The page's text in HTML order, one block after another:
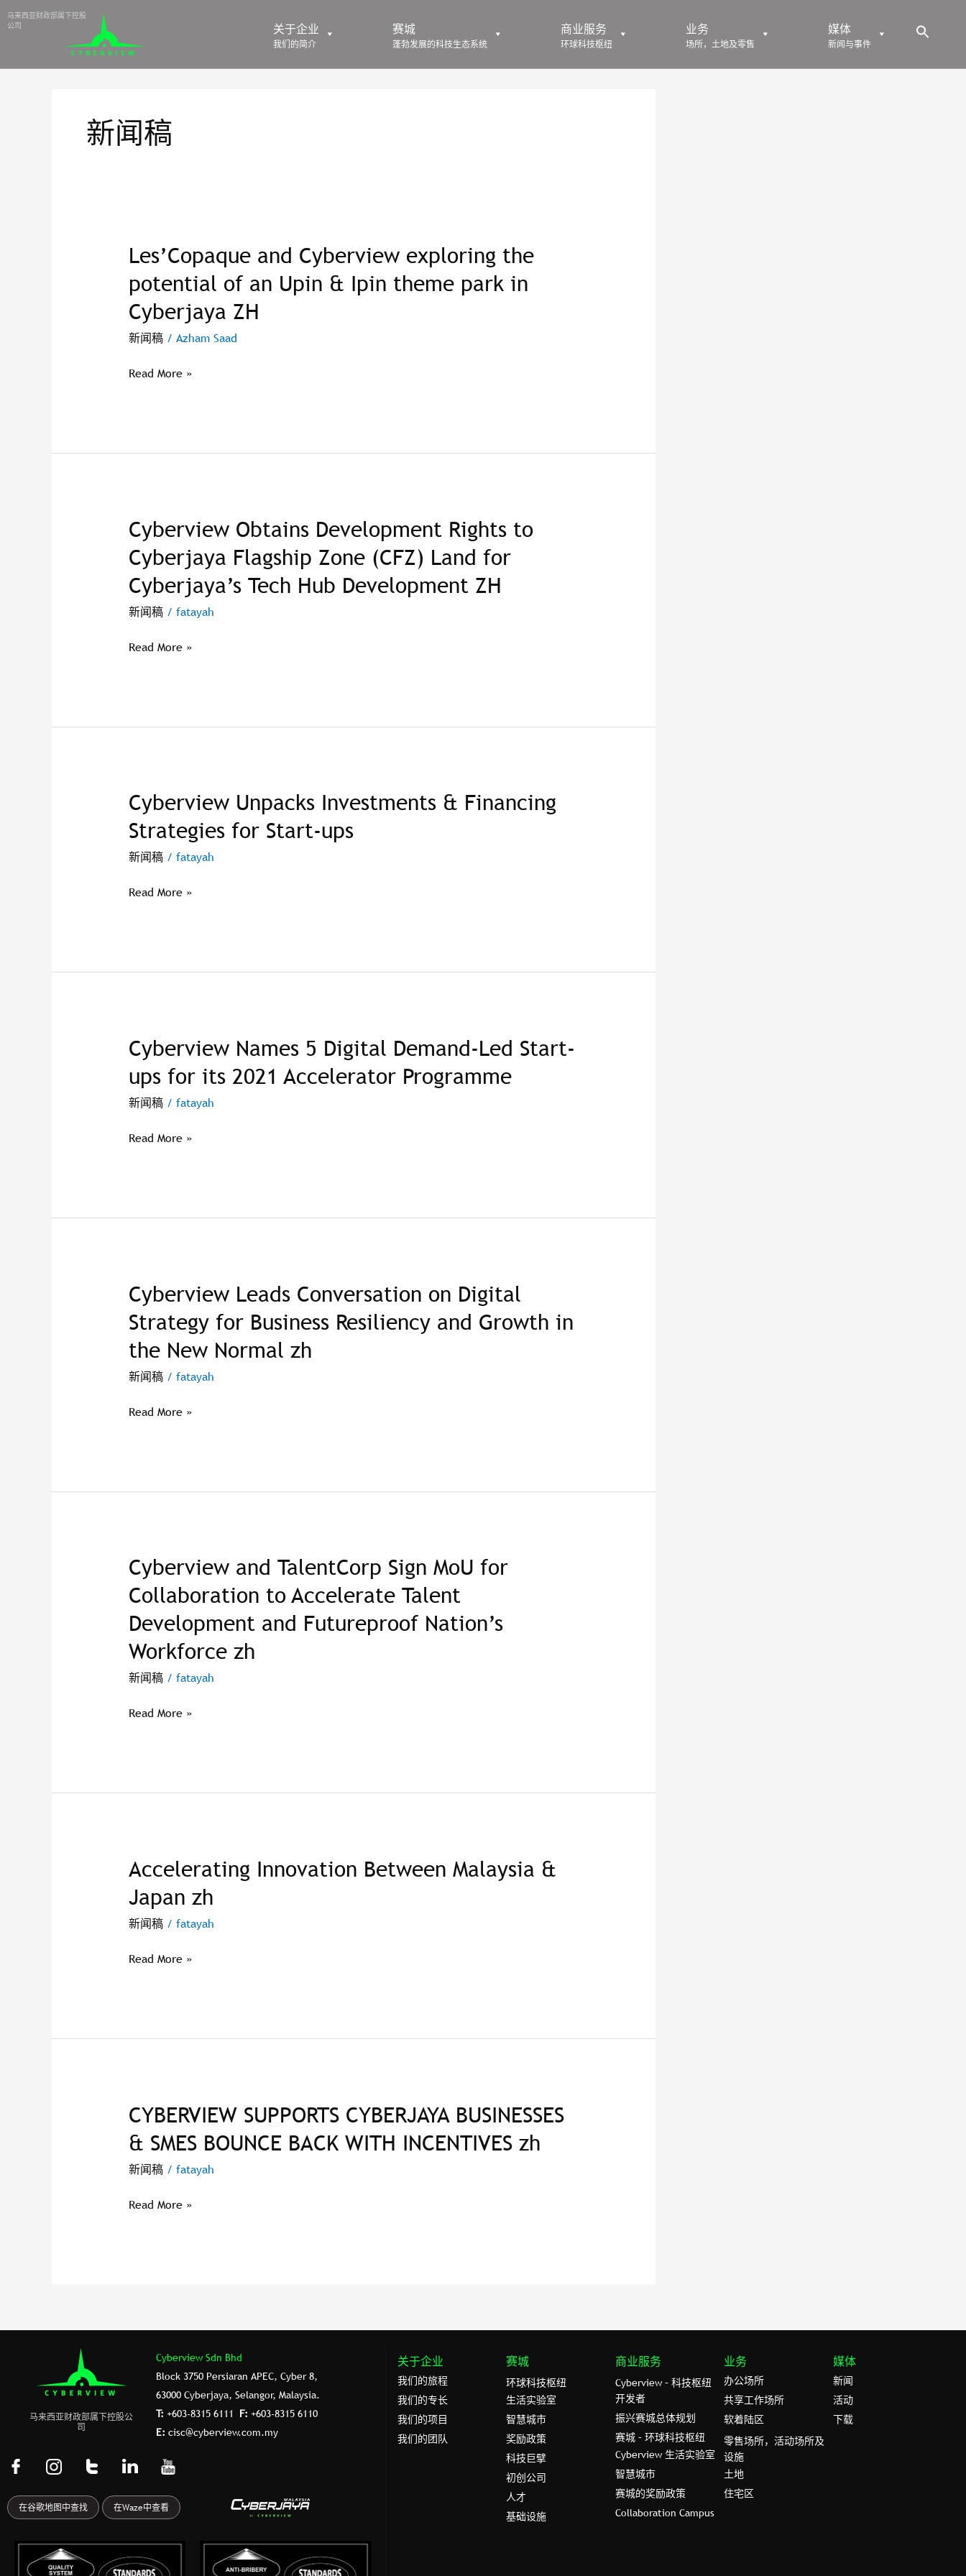
⻢来⻄亚财政部属下控股
公司
关于企业
我们的简介
赛城
蓬勃发展的科技生态系统
商业服务
环球科技枢纽
业务
场所，土地及零售
媒体
新闻与事件
新闻稿
Les’Copaque and Cyberview exploring the
potential of an Upin & Ipin theme park in
Cyberjaya ZH
新闻稿/ Azham Saad
Les’Copaque
Cyberview
exploring
the
potential
an
theme
ZH
Read More »
Cyberview Obtains Development Rights to
Cyberjaya Flagship Zone (CFZ) Land for
Cyberjaya’s Tech Hub Development ZH
新闻稿/ fatayah
Cyberview
Obtains
Development
Rights
to
Cyberjaya
Zone
Cyberjaya’s
ZH
Read More »
Cyberview Unpacks Investments & Financing
Strategies for Start-ups
新闻稿/ fatayah
Cyberview
Unpacks
Investments
&
Strategies
Read More »
Cyberview Names 5 Digital Demand-Led Start-
ups for its 2021 Accelerator Programme
新闻稿/ fatayah
Cyberview
Names
5
Digital
Led
Read More »
Cyberview Leads Conversation on Digital
Strategy for Business Resiliency and Growth in
the New Normal zh
新闻稿/ fatayah
Cyberview
Leads
Conversation
on
Digital
Strategy
Business
in
zh
Read More »
Cyberview and TalentCorp Sign MoU for
Collaboration to Accelerate Talent
Development and Futureproof Nation’s
Workforce zh
新闻稿/ fatayah
Cyberview
and
TalentCorp
Sign
for
Collaboration
Accelerate
Read More »
Accelerating Innovation Between Malaysia &
Japan zh
新闻稿/ fatayah
Accelerating
Between
Malaysia
Japan
Read More »
CYBERVIEW SUPPORTS CYBERJAYA BUSINESSES
& SMES BOUNCE BACK WITH INCENTIVES zh
新闻稿/ fatayah
CYBERVIEW
SUPPORTS
CYBERJAYA
BUSINESSES
SMES
Read More »
⻢来⻄亚财政部属下控股公
司
Cyberview Sdn Bhd
Block 3750 Persiaran APEC, Cyber 8,
63000 Cyberjaya, Selangor, Malaysia.
T: +603-8315 6111 F: +603-8315 6110
E: cisc@cyberview.com.my
F
c
e
I
s
t
g
r
T
m
b
L
n
k
d
i
Y
u
t
e
在谷歌地图中查找 在Waze中查看
关于企业
我们的旅程
我们的专⻓
我们的项目
我们的团队
赛城
环球科技枢纽
生活实验室
智慧城市
奖励政策
科技巨擘
初创公司
人才
基础设施
商业服务
Cyberview – 科技枢纽
开发者
振兴赛城总体规划
赛城 – 环球科技枢纽
Cyberview 生活实验室
智慧城市
赛城的奖励政策
Collaboration Campus
业务
办公场所
共享工作场所
软着陆区
零售场所，活动场所及
设施
土地
住宅区
媒体
新闻
活动
下载